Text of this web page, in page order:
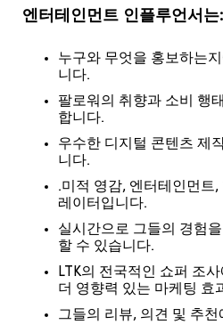
엔터테인먼트 인플루언서는:
누구와 무엇을 홍보하는
니다.
팔로워의 취향과 소비 행
합니다.
우수한 디지털 콘텐츠 제
니다.
.미적 영감, 엔터테인먼트
레이터입니다.
실시간으로 그들의 경험
할 수 있습니다.
LTK의 전국적인 쇼퍼 조
더 영향력 있는 마케팅 효
그들의 리뷰, 의견 및 추